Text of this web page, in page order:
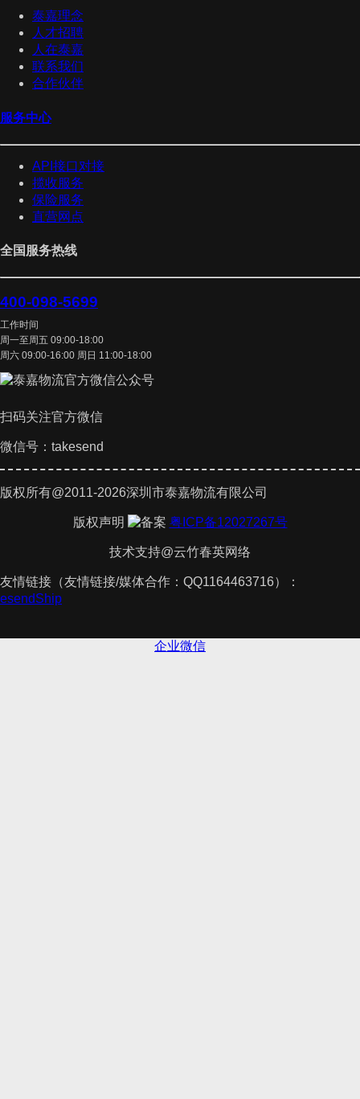
泰嘉理念
人才招聘
人在泰嘉
联系我们
合作伙伴
服务中心
API接口对接
揽收服务
保险服务
直营网点
全国服务热线
400-098-5699
工作时间
周一至周五 09:00-18:00
周六 09:00-16:00 周日 11:00-18:00
扫码关注官方微信
微信号：takesend
版权所有@2011-2026深圳市泰嘉物流有限公司
版权声明 粤ICP备12027267号
技术支持@云竹春英网络
友情链接（友情链接/媒体合作：QQ1164463716）：
企业微信